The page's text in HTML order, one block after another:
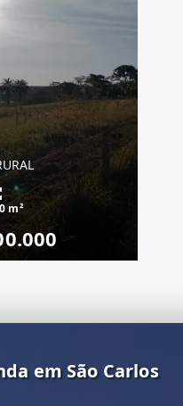
m²
em São Carlos